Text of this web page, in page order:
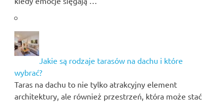
Jakie są rodzaje tarasów na dachu i które
wybrać?
Taras na dachu to nie tylko atrakcyjny element
architektury, ale również przestrzeń, która może stać